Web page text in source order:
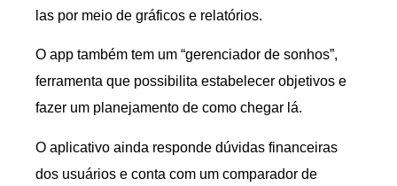
las por meio de gráficos e relatórios.
O app também tem um “gerenciador de sonhos”,
ferramenta que possibilita estabelecer objetivos e
fazer um planejamento de como chegar lá.
O aplicativo ainda responde dúvidas financeiras
dos usuários e conta com um comparador de